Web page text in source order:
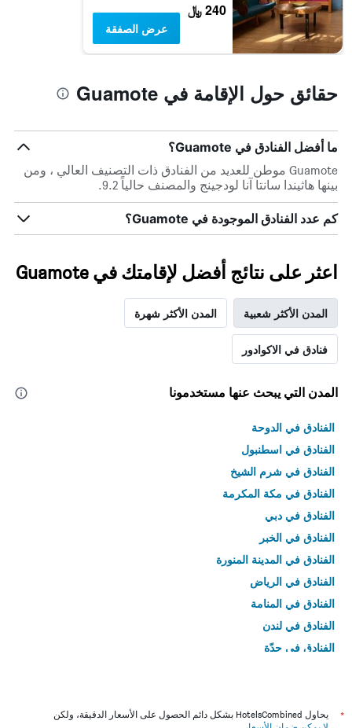
240 ﷼
عرض الصفقة
حقائق حول الإقامة في Guamote
ما أفضل الفنادق في Guamote؟
Guamote موطن للعديد من الفنادق ذات التصنيف العالي ، ومن
بينها هاثيندا سانتا آنا لودجينج والمصنف حالياً 9.2.
كم عدد الفنادق الموجودة في Guamote؟
اعثر على نتائج أفضل لإقامتك في Guamote
المدن الأكثر شعبية المدن الأكثر شهرة
فنادق في الاكوادور
المدن التي يبحث عنها مستخدمونا
الفنادق في الدوحة
الفنادق في اسطنبول
الفنادق في شرم الشيخ
الفنادق في مكة المكرمة
الفنادق في دبي
الفنادق في الخبر
الفنادق في المدينة المنورة
الفنادق في الرياض
الفنادق في المنامة
الفنادق في لندن
الفنادق في جدّة
*
يحاول HotelsCombined بشكل دائم الحصول على الأسعار الدقيقة، ولكن